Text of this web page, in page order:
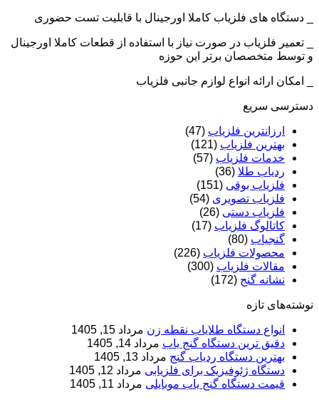
_ دستگاه های فلزیاب کاملا اورجینال با قابلیت تست حضوری
_ تعمیر فلزیاب در صورت نیاز با استفاده از قطعات کاملا اورجینال
و توسط متخصصان برتر این حوزه
_ امکان ارائه انواع لوازم جانبی فلزیاب
دسترسی سریع
ارزانترین فلزیاب (47)
بهترین فلزیاب (121)
خدمات فلزیاب (57)
ردیاب طلا (36)
فلزیاب بوقی (151)
فلزیاب تصویری (54)
فلزیاب دستی (26)
کاتالوگ فلزیاب (17)
گنجیاب (80)
محصولات فلزیاب (226)
مقالات فلزیاب (300)
نشانه گنج (172)
نوشته‌های تازه
انواع دستگاه طلایاب نقطه زن مرداد 15, 1405
دقیق ترین دستگاه گنج یاب مرداد 14, 1405
بهترین دستگاه ردیاب گنج مرداد 13, 1405
دستگاه ژئوفیزیک برای فلزیابی مرداد 12, 1405
قیمت دستگاه گنج یاب موبایلی مرداد 11, 1405